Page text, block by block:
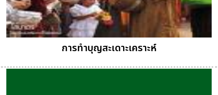
การทำบุญสะเดาะเคราะห์